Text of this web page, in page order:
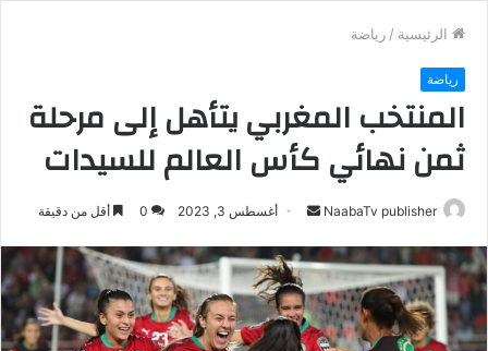
الرئيسية / رياضة
رياضة
المنتخب المغربي يتأهل إلى مرحلة
ثمن نهائي كأس العالم للسيدات
NaabaTv publisher
س
ل
ب
ر
أغسطس 3, 2023 0 أقل من دقيقة